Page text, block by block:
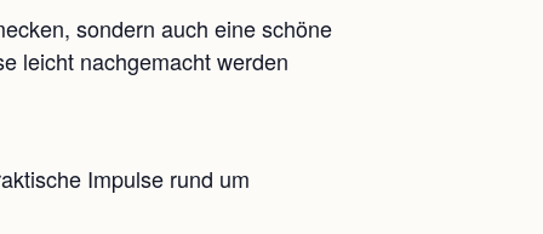
sondern auch eine schöne
leicht nachgemacht werden
Impulse rund um